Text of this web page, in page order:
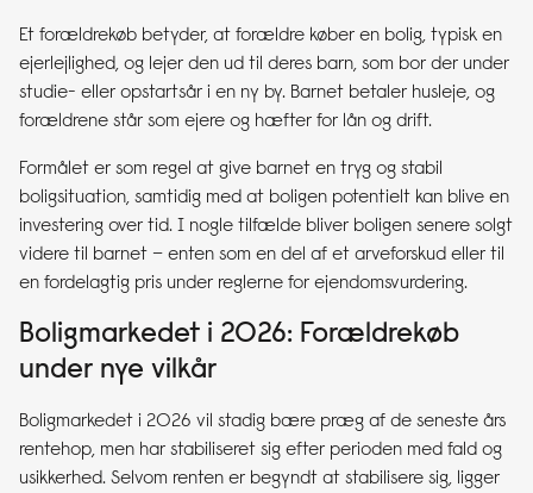
Et forældrekøb betyder, at forældre køber en bolig, typisk en
ejerlejlighed, og lejer den ud til deres barn, som bor der under
studie- eller opstartsår i en ny by. Barnet betaler husleje, og
forældrene står som ejere og hæfter for lån og drift.
Formålet er som regel at give barnet en tryg og stabil
boligsituation, samtidig med at boligen potentielt kan blive en
investering over tid. I nogle tilfælde bliver boligen senere solgt
videre til barnet – enten som en del af et arveforskud eller til
en fordelagtig pris under reglerne for ejendomsvurdering.
Boligmarkedet i 2026: Forældrekøb
under nye vilkår
Boligmarkedet i 2026 vil stadig bære præg af de seneste års
rentehop, men har stabiliseret sig efter perioden med fald og
usikkerhed. Selvom renten er begyndt at stabilisere sig, ligger